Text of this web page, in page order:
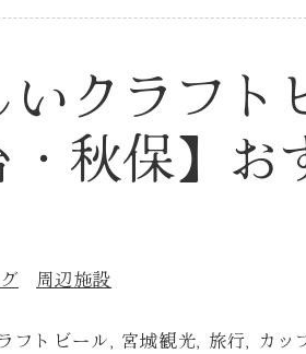
クラフト
・秋保】
周辺施設
フトビール, 宮城観光, 旅行, カッ